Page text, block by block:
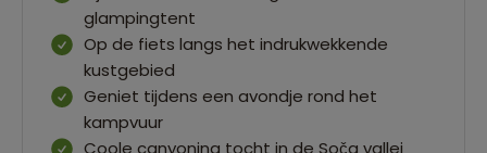
glampingtent
Op de fiets langs het indrukwekkende
kustgebied
Geniet tijdens een avondje rond het
kampvuur
Coole canyoning tocht in de Soča vallei